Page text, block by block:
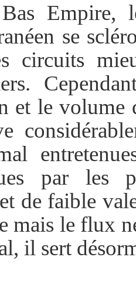
Empire,
se
circuits
et le volume
par les
de faible
mais le flux
il sert